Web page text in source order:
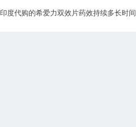
印度代购的希爱力双效片药效持续多长时间